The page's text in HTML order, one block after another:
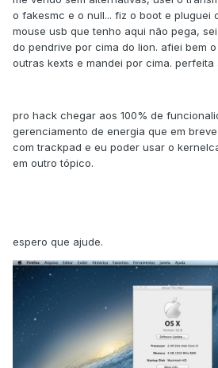
o fakesmc e o null... fiz o boot e pluguei
mouse usb que tenho aqui não pega,
do pendrive por cima do lion. afiei bem
outras kexts e mandei por cima. perfeita
pro hack chegar aos 100% de
gerenciamento de energia que em
com trackpad e eu poder usar o
em outro tópico.
espero que ajude.